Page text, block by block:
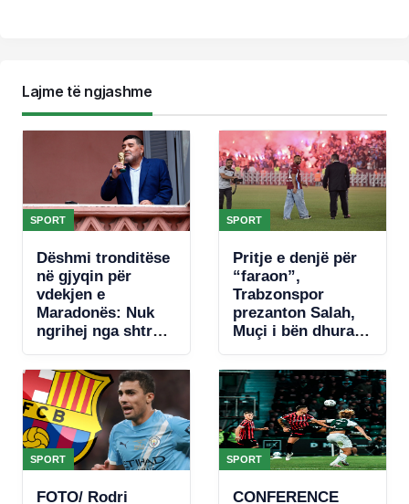
Lajme të ngjashme
SPORT
Dëshmi tronditëse
në gjyqin për
vdekjen e
Maradonës: Nuk
ngrihej nga shtrati.
hante, kishte
hequr dorë
SPORT
Pritje e denjë për
“faraon”,
Trabzonspor
prezanton Salah,
Muçi i bën dhuratë
(VIDEO)
SPORT
FOTO/ Rodri
SPORT
CONFERENCE